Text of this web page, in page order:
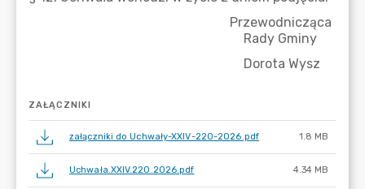
ZAŁĄCZNIKI
załączniki do Uchwały-XXIV-220-2026.pdf 1.8 MB
Uchwała.XXIV.220.2026.pdf 4.34 MB